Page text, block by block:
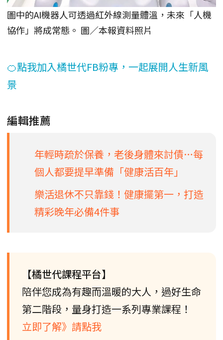
圖中的AI機器人可透過紅外線測量體溫，未來「人機
協作」將成常態。 圖／本報資料照片
🍊點我加入橘世代FB粉專，一起展開人生新風
景
編輯推薦
年輕時疏於保養，老後身體來討債…每
個人都要提早準備「健康活百年」
樂活退休不只靠錢！健康擺第一，打造
精彩晚年必備4件事
【橘世代課程平台】
陪伴您成為有趣而溫暖的大人，過好生命
第二階段，量身打造一系列專業課程！
立即了解》請點我